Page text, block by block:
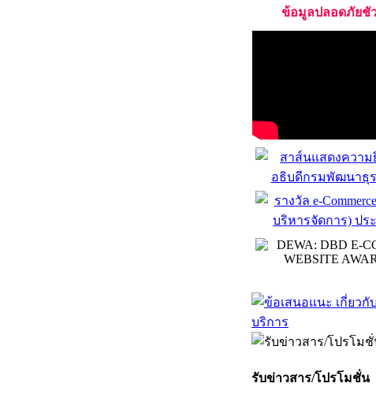
ข้อมูลปลอดภัยชัว
รับข่าวสาร/โปรโมชั่น